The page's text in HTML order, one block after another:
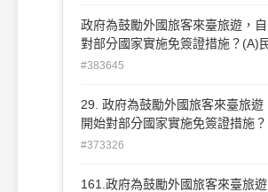
政府為鼓勵外國旅客來臺旅遊，
對部分國家實施免簽證措施？(A)
年 1 月 1 日 (B)民國 83 年 1 月 1
#383645
29. 政府為鼓勵外國旅客來臺旅遊
開始對部分國家實施免簽證措施？ (A)民國
82 年 1 月 1 日 (C)民國 84 年 1 月 1 日
月 1 日
#373326
161.政府為鼓勵外國旅客來臺旅